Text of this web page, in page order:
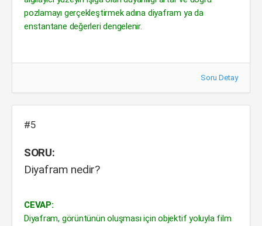
pozlamayı gerçekleştirmek adına diyafram ya da
enstantane değerleri dengelenir.
Soru Detay
#5
SORU:
Diyafram nedir?
CEVAP:
Diyafram, görüntünün oluşması için objektif yoluyla film